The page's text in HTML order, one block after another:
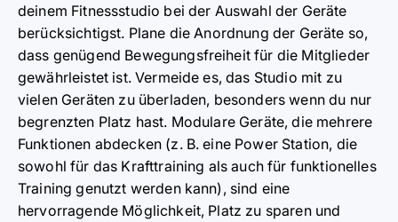
deinem Fitnessstudio bei der Auswahl der Geräte
berücksichtigst. Plane die Anordnung der Geräte so,
dass genügend Bewegungsfreiheit für die Mitglieder
gewährleistet ist. Vermeide es, das Studio mit zu
vielen Geräten zu überladen, besonders wenn du nur
begrenzten Platz hast. Modulare Geräte, die mehrere
Funktionen abdecken (z. B. eine Power Station, die
sowohl für das Krafttraining als auch für funktionelles
Training genutzt werden kann), sind eine
hervorragende Möglichkeit, Platz zu sparen und